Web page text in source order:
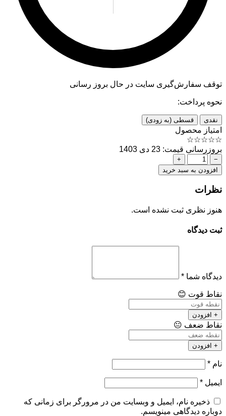
توقف سفارش‌گیری سایت در حال بروز رسانی
نحوه پرداخت:
نقدی قسطی (به زودی)
امتیاز محصول
☆
☆
☆
☆
☆
بروزرسانی قیمت: 23 دی 1403
−
+
افزودن به سبد خرید
نظرات
هنوز نظری ثبت نشده است.
ثبت دیدگاه
دیدگاه شما *
نقاط قوت 😊
+ افزودن
نقاط ضعف 😐
+ افزودن
نام *
ایمیل *
ذخیره نام، ایمیل و وبسایت من در مرورگر برای زمانی که
دوباره دیدگاهی مینویسم.